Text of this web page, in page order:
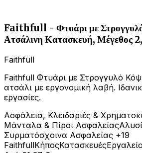
Faithfull - Φτυάρι με
Ατσάλινη Κατασκευή, Μέγεθος
Faithfull
Faithfull Φτυάρι με Στρογγυλό
ατσάλι με εργονομική λαβή.
εργασίες.
Ασφάλεια, Κλειδαριές &
Μάνταλα & Πίροι Ασφαλείας
Συρματόσχοινα Ασφαλείας +19
FaithfullΚήποςΚατασκευέςΕργαλείο